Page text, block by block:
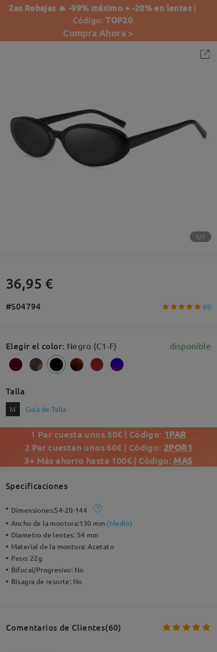
2as Rebajas 🔥 -99% máximo + -20% en lentes |
Código:TOP20
Compra Ahora >
1/7
36,95 €
#S04794 60
Elegir el color: Negro (C1-F) disponible
Talla
M Guía de Talla
1 Par cuesta unos 50€ | Código: 1PAR
2 Par cuestan unos 60€ | Código: 2POR1
3+ Más ahorro hasta 100€ | Código: MAS
Specificaciones
Dimensiones:54-20-144
Ancho de la montura:130 mm (Medio)
Diametro de lentes: 54 mm
Material de la montura:Acetato
Peso: 22g
Bifocal/Progresivo: No
Bisagra de resorte: No
Comentarios de Clientes(60)